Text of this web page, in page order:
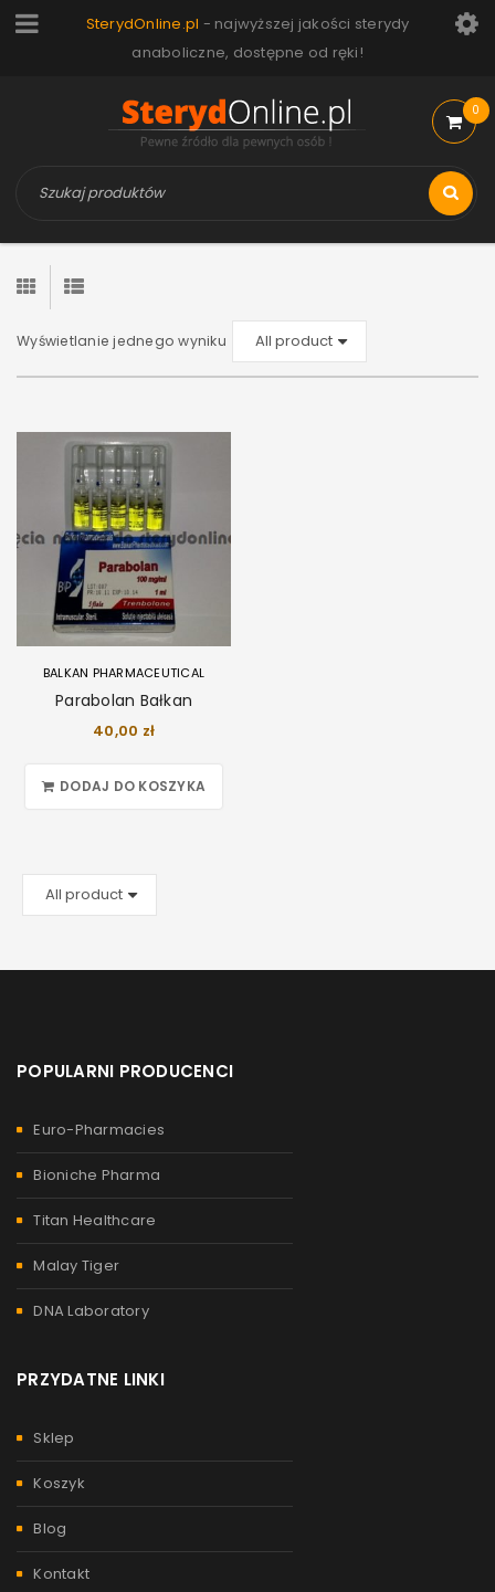
SterydOnline.pl - najwyższej jakości sterydy
anaboliczne, dostępne od ręki!
0
Wyświetlanie jednego wyniku
BALKAN PHARMACEUTICAL
Parabolan Bałkan
40,00 zł
DODAJ DO KOSZYKA
POPULARNI PRODUCENCI
Euro-Pharmacies
Bioniche Pharma
Titan Healthcare
Malay Tiger
DNA Laboratory
PRZYDATNE LINKI
Sklep
Koszyk
Blog
Kontakt